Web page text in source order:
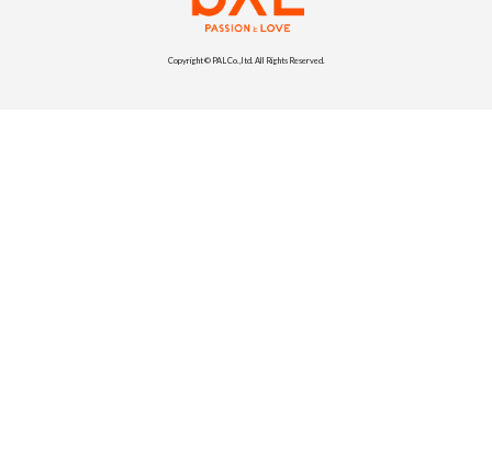
Copyright © PAL Co.,ltd. All Rights Reserved.